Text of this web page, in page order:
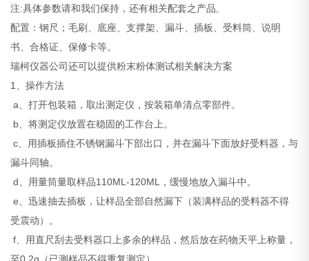
注:具体参数请和我们保持，还有相关配套之产品,
配置：钢尺；毛刷、底座、支撑架、漏斗、插板、受料筒、说明
书、合格证、保修卡等。
瑞柯仪器公司还可以提供粉末粉体测试相关解决方案
1、操作方法
a、打开包装箱，取出测定仪，按装箱单清点零部件。
b、将测定仪放置在稳固的工作台上。
c、用插板插住不锈钢漏斗下部出口，并在漏斗下面放好受料器，与
漏斗同轴。
d、用量筒量取样品110ML-120ML，缓慢地放入漏斗中。
e、迅速抽去插板，让样品全部自然漏下（装满样品的受料器不得
受震动）。
f、用直尺刮去受料器口上多余的样品，然后放在药物天平上称量，